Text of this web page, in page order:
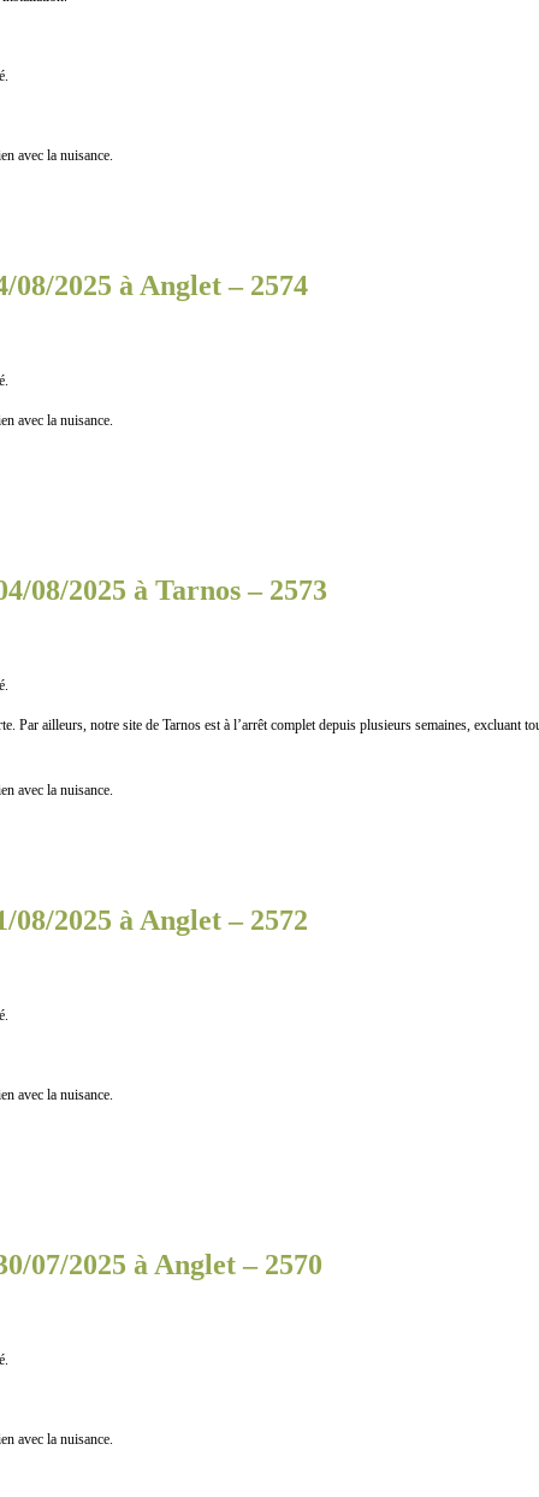
avec la nuisance.
2025 à Anglet – 2574
avec la nuisance.
08/2025 à Tarnos – 2573
Par ailleurs, notre site de Tarnos est à l’arrêt complet depuis plusieurs semaines, excluant
avec la nuisance.
2025 à Anglet – 2572
avec la nuisance.
07/2025 à Anglet – 2570
avec la nuisance.